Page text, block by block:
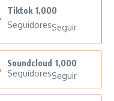
Tiktok 1,000
SeguidoresSeguir
Soundcloud 1,000
SeguidoresSeguir